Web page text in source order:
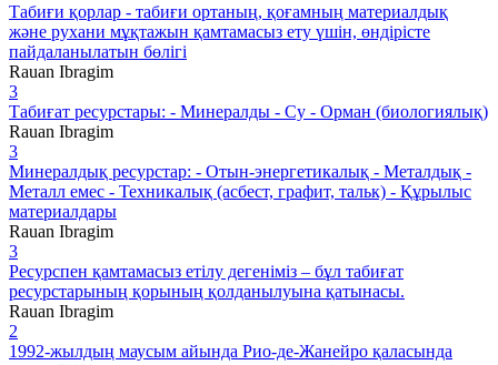
Табиғи қорлар - табиғи ортаның, қоғамның материалдық
және рухани мұқтажын қамтамасыз ету үшін, өндірісте
пайдаланылатын бөлігі
Rauan Ibragim
3
Табиғат ресурстары: - Минералды - Су - Орман (биологиялық)
Rauan Ibragim
3
Минералдық ресурстар: - Отын-энергетикалық - Металдық -
Металл емес - Техникалық (асбест, графит, тальк) - Құрылыс
материалдары
Rauan Ibragim
3
Ресурспен қамтамасыз етілу дегеніміз – бұл табиғат
ресурстарының қорының қолданылуына қатынасы.
Rauan Ibragim
2
1992-жылдың маусым айында Рио-де-Жанейро қаласында